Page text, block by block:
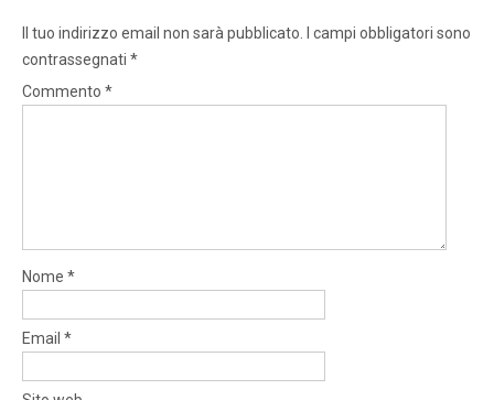
Il tuo indirizzo email non sarà pubblicato.
I campi obbligatori sono
contrassegnati *
Commento *
Nome *
Email *